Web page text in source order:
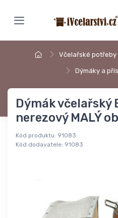
Včelařské potřeby
Dýmáky a
Dýmák včelařský
nerezový MALÝ
Kód produktu: 91083
Kód dodavatele: 91083